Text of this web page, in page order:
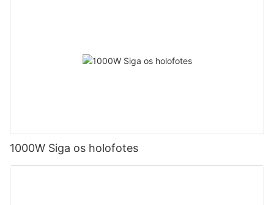
1000W Siga os holofotes